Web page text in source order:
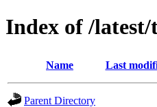
Index of /
Name Last
Parent Directory